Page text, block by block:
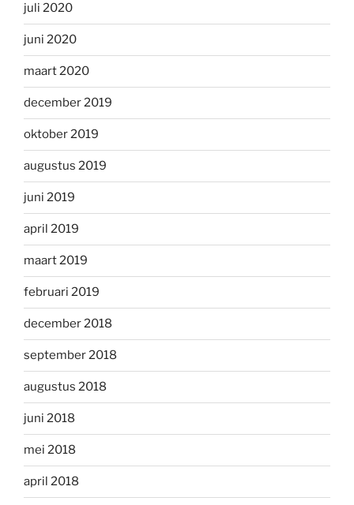
juli 2020
juni 2020
maart 2020
december 2019
oktober 2019
augustus 2019
juni 2019
april 2019
maart 2019
februari 2019
december 2018
september 2018
augustus 2018
juni 2018
mei 2018
april 2018